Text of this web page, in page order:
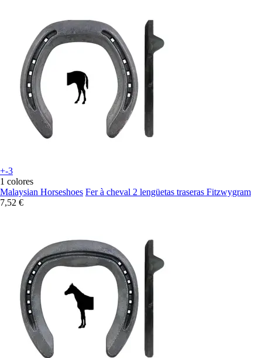
+-3
1 colores
Malaysian Horseshoes Fer à cheval 2 lengüetas traseras Fitzwygram
7,52 €